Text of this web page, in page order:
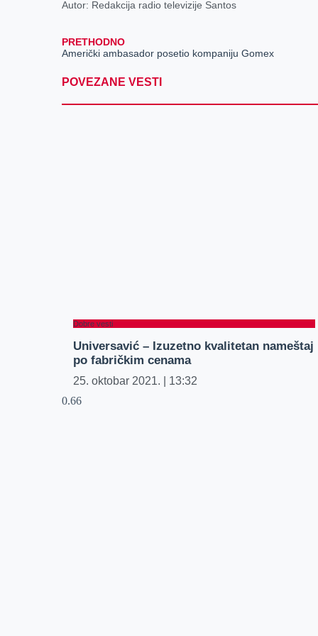
Autor: Redakcija radio televizije Santos
PRETHODNO
Američki ambasador posetio kompaniju Gomex
POVEZANE VESTI
Dobre vesti
Universavić – Izuzetno kvalitetan nameštaj
po fabričkim cenama
25. oktobar 2021. 13:32